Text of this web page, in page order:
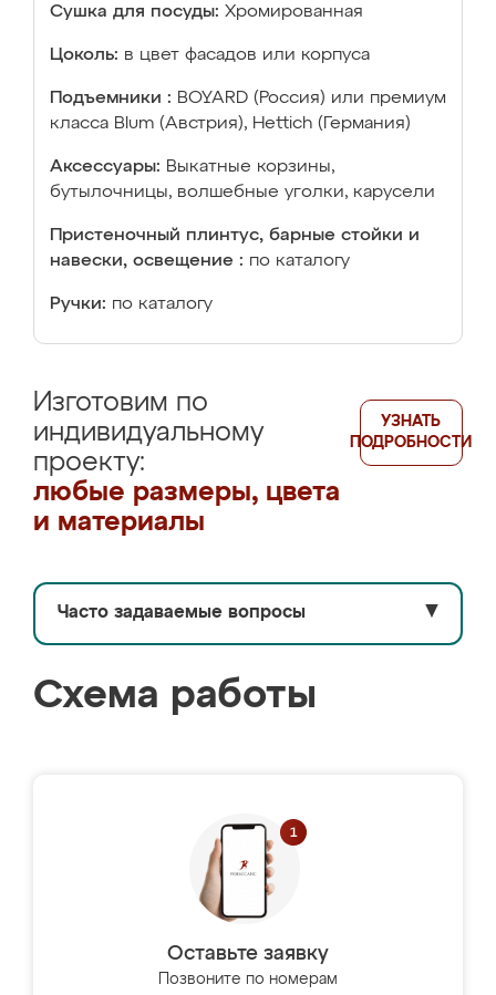
Сушка для посуды: Хромированная
Цоколь: в цвет фасадов или корпуса
Подъемники : BOYARD (Россия) или премиум
класса Blum (Австрия), Hettich (Германия)
Аксессуары: Выкатные корзины,
бутылочницы, волшебные уголки, карусели
Пристеночный плинтус, барные стойки и
навески, освещение : по каталогу
Ручки: по каталогу
Изготовим по
индивидуальному
проекту:
любые размеры, цвета
и материалы
УЗНАТЬ
ПОДРОБНОСТИ
Часто задаваемые вопросы ▼
Схема работы
Оставьте заявку
Позвоните по номерам